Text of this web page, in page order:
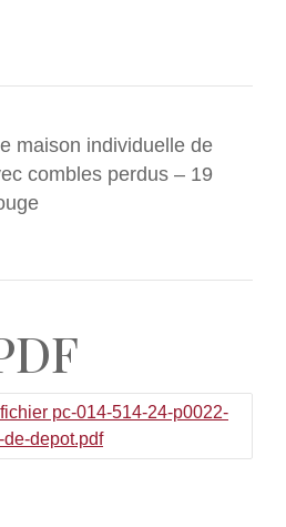
maison individuelle de
combles perdus – 19
pc-014-514-24-p0022-
de-depot.pdf